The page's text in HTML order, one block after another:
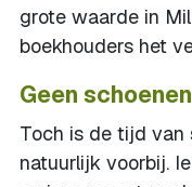
grote waarde in
boekhouders het
Geen
Toch is de tijd van
natuurlijk voorbij.